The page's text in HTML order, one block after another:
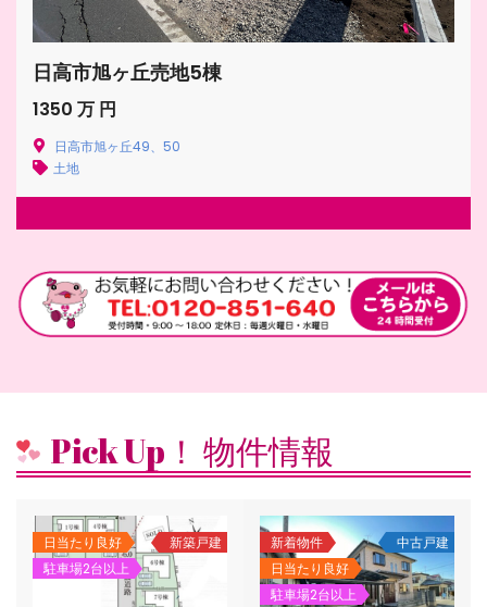
日高市旭ヶ丘売地5棟
1350 万 円
日高市旭ヶ丘49、50
土地
Pick Up！ 物件情報
新着物件
日当たり良好
駐車場2台以上
中古戸建
売主・売主代理物件
新着物件
日当たり良好
土地